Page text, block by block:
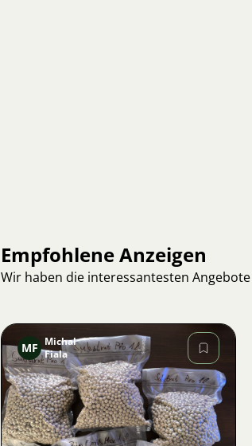
Empfohlene Anzeigen
Wir haben die interessantesten
Bild
MF Michal
Fiala